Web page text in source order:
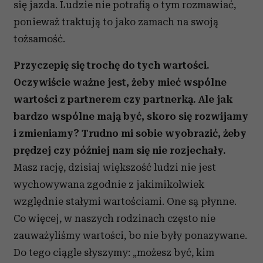
się jazda. Ludzie nie potrafią o tym rozmawiać,
ponieważ traktują to jako zamach na swoją
tożsamość.
Przyczepię się trochę do tych wartości.
Oczywiście ważne jest, żeby mieć wspólne
wartości z partnerem czy partnerką. Ale jak
bardzo wspólne mają być, skoro się rozwijamy
i zmieniamy? Trudno mi sobie wyobrazić, żeby
prędzej czy później nam się nie rozjechały.
Masz rację, dzisiaj większość ludzi nie jest
wychowywana zgodnie z jakimikolwiek
względnie stałymi wartościami. One są płynne.
Co więcej, w naszych rodzinach często nie
zauważyliśmy wartości, bo nie były ponazywane.
Do tego ciągle słyszymy: „możesz być, kim